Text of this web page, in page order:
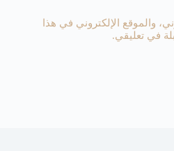
والموقع الإلكتروني في هذا
في تعليقي.